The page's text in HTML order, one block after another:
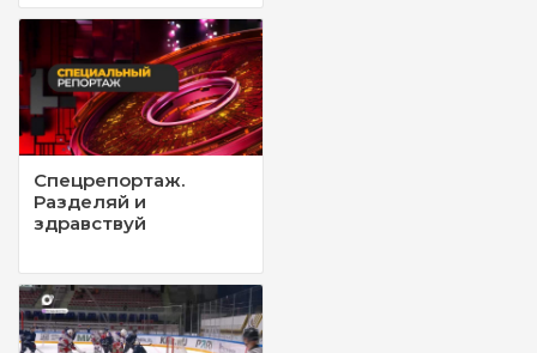
Спецрепортаж.
Разделяй и
здравствуй